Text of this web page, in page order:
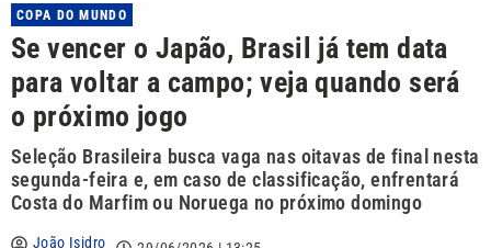
COPA DO MUNDO
Se vencer o Japão, Brasil já tem data
para voltar a campo; veja quando será
o próximo jogo
Seleção Brasileira busca vaga nas oitavas de final nesta
segunda-feira e, em caso de classificação, enfrentará
Costa do Marfim ou Noruega no próximo domingo
João Isidro